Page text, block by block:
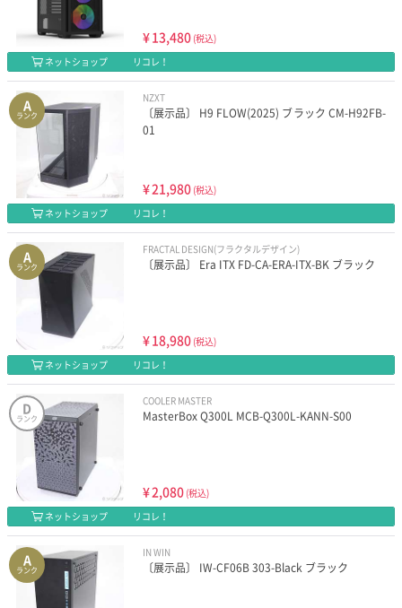
¥13,480 (税込)
ネットショップ
リコレ！
A
ランク
NZXT
〔展示品〕 H9 FLOW(2025) ブラック CM-H92FB-
01
¥21,980 (税込)
ネットショップ
リコレ！
A
ランク
FRACTAL DESIGN(フラクタルデザイン)
〔展示品〕 Era ITX FD-CA-ERA-ITX-BK ブラック
¥18,980 (税込)
ネットショップ
リコレ！
D
ランク
COOLER MASTER
MasterBox Q300L MCB-Q300L-KANN-S00
¥2,080 (税込)
ネットショップ
リコレ！
A
ランク
IN WIN
〔展示品〕 IW-CF06B 303-Black ブラック